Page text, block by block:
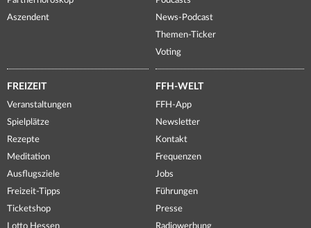
Aszendent
News-Podcast
Themen-Ticker
Voting
FREIZEIT
Veranstaltungen
Spielplätze
Rezepte
Meditation
Ausflugsziele
Freizeit-Tipps
Ticketshop
Lotto Hessen
FFH-WELT
FFH-App
Newsletter
Kontakt
Frequenzen
Jobs
Führungen
Presse
Radiowerbung